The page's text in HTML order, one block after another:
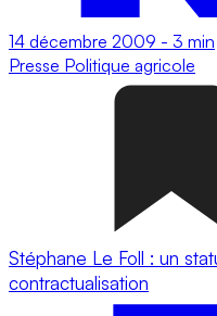
14 décembre 2009 - 3 min
Presse Politique agricole
Stéphane Le Foll : un
contractualisation